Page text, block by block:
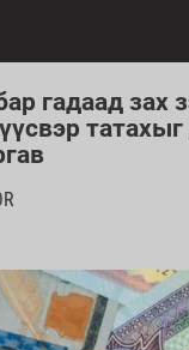
гадаад зах